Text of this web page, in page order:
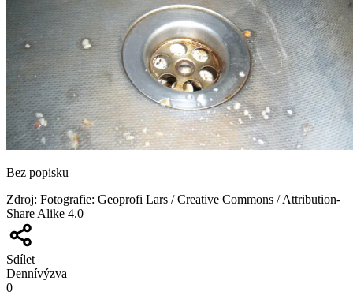
Bez popisku
Zdroj: Fotografie: Geoprofi Lars / Creative Commons / Attribution-
Share Alike 4.0
Sdílet
Dennívýzva
0